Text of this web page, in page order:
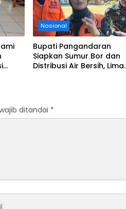
Nasional
Bupati Pangandaran
Siapkan Sumur Bor dan
Distribusi Air Bersih, Lima
ditandai *